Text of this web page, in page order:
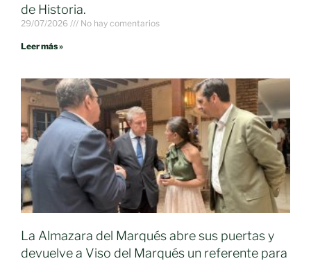
de Historia.
29/07/2026 No hay comentarios
Leer más »
La Almazara del Marqués abre sus puertas y
devuelve a Viso del Marqués un referente para